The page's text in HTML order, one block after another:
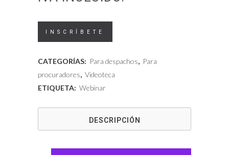
Videoteca
Problemas
prácticos
del
INSCRÍBETE
CATEGORÍAS: Para despachos, Para
procuradores, Videoteca
ETIQUETA: Webinar
DESCRIPCIÓN